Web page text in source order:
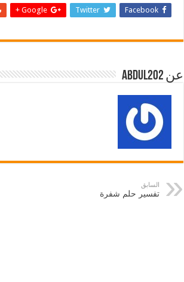
Facebook
Twitter
Google +
عن abdul202
السابق
تفسير حلم شفرة